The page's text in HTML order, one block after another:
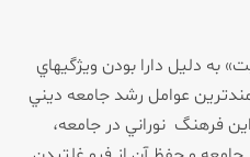
به دليل دارا بودن ويژگي­هاي
عوامل رشد جامعه ديني
نوراني در جامعه،